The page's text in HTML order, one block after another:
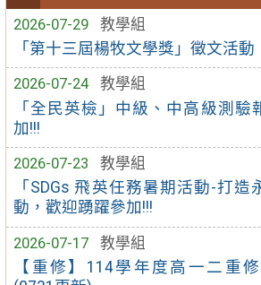
2026-07-29
教學組
「第十三屆楊牧文學獎」徵文活
2026-07-24
教學組
「全民英檢」中級、中高級測驗
加!!!
2026-07-23
教學組
「SDGs 飛英任務暑期活動-打
動，歡迎踴躍參加!!!
2026-07-17
教學組
【重修】114學年度高一二重